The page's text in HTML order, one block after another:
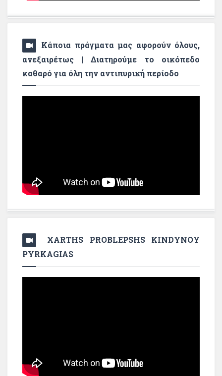
Κάποια πράγματα μας αφορούν όλους,
ανεξαιρέτως | Διατηρούμε το οικόπεδο
καθαρό για όλη την αντιπυρική περίοδο
XARTHS PROBLEPSHS KINDYNOY
PYRKAGIAS